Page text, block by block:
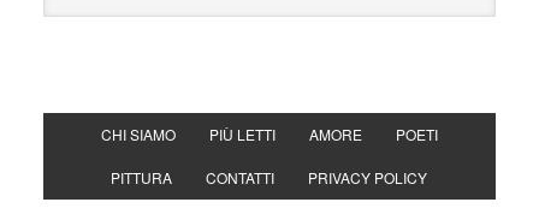
CHI SIAMO PIÙ LETTI AMORE POETI
PITTURA CONTATTI PRIVACY POLICY